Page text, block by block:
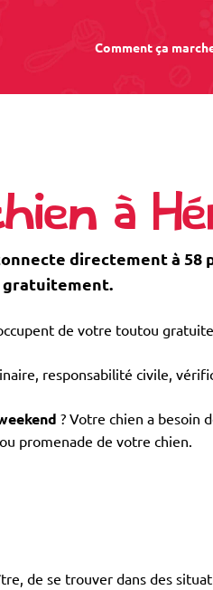
Comment ça
à
directement à 58
gratuitement.
de votre toutou
responsabilité civile,
? Votre chien a besoin
promenade de votre chien.
de se trouver dans des